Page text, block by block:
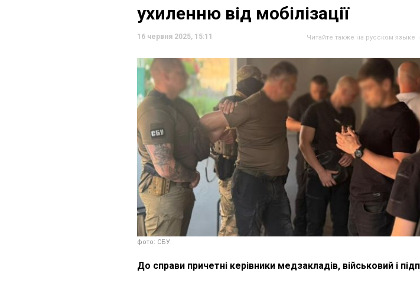
ухиленню від мобілізації
16 червня 2025, 15:11 Читайте также на русском языке
фото: СБУ.
До справи причетні керівники медзакладів, військовий і